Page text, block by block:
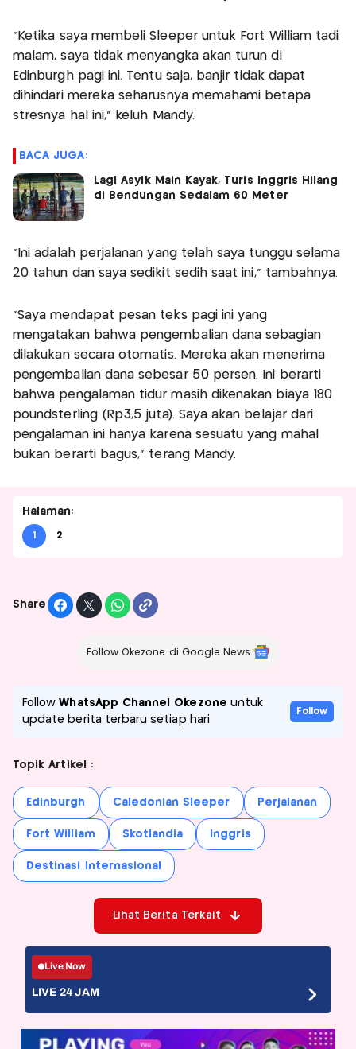
“Ketika saya membeli Sleeper untuk Fort William tadi
malam, saya tidak menyangka akan turun di
Edinburgh pagi ini. Tentu saja, banjir tidak dapat
dihindari mereka seharusnya memahami betapa
stresnya hal ini," keluh Mandy.
BACA JUGA:
Lagi Asyik Main Kayak, Turis Inggris Hilang
di Bendungan Sedalam 60 Meter
“Ini adalah perjalanan yang telah saya tunggu selama
20 tahun dan saya sedikit sedih saat ini," tambahnya.
“Saya mendapat pesan teks pagi ini yang
mengatakan bahwa pengembalian dana sebagian
dilakukan secara otomatis. Mereka akan menerima
pengembalian dana sebesar 50 persen. Ini berarti
bahwa pengalaman tidur masih dikenakan biaya 180
poundsterling (Rp3,5 juta). Saya akan belajar dari
pengalaman ini hanya karena sesuatu yang mahal
bukan berarti bagus," terang Mandy.
Halaman:
1 2
Share
Follow Okezone di Google News
FollowWhatsApp Channel Okezone untuk
update berita terbaru setiap hari
Follow
Topik Artikel :
Edinburgh Caledonian Sleeper Perjalanan
Fort William Skotlandia Inggris
Destinasi Internasional
Lihat Berita Terkait
Live Now
LIVE 24 JAM